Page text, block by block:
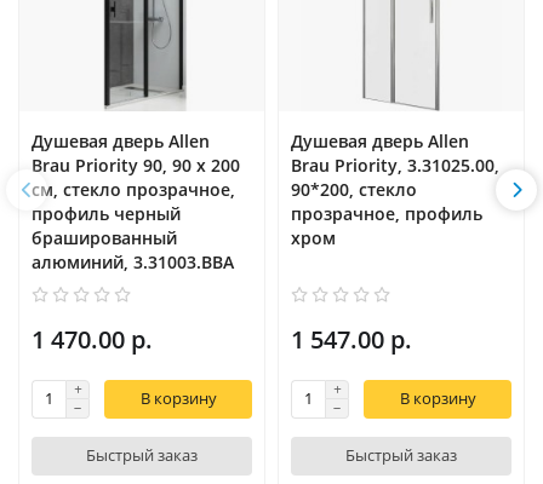
Душевая дверь Allen
Brau Priority 90, 90 х 200
см, стекло прозрачное,
профиль черный
брашированный
алюминий, 3.31003.BBA
1 470.00 р.
В корзину
Быстрый заказ
Душевая дверь Allen
Brau Priority, 3.31025.00,
90*200, стекло
прозрачное, профиль
хром
1 547.00 р.
В корзину
Быстрый заказ